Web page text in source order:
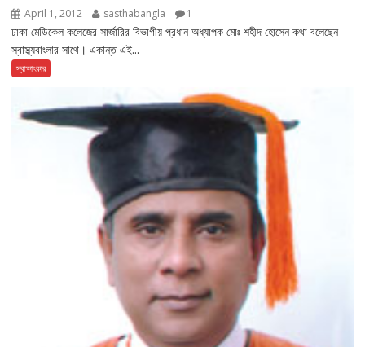
April 1, 2012 sasthabangla 1
ঢাকা মেডিকেল কলেজের সার্জারির বিভাগীয় প্রধান অধ্যাপক মোঃ শহীদ হোসেন কথা বলেছেন
স্বাস্থ্যবাংলার সাথে। একান্ত এই...
স্বাক্ষাৎকার